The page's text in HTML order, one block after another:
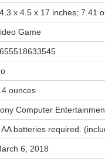
x 4.5 x 17 inches; 7.41
Game
ounces
Computer
AA batteries required.
6, 2018